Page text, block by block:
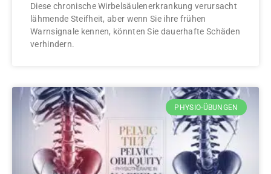
Diese chronische Wirbelsäulenerkrankung verursacht
lähmende Steifheit, aber wenn Sie ihre frühen
Warnsignale kennen, könnten Sie dauerhafte Schäden
verhindern.
PHYSIO-ÜBUNGEN